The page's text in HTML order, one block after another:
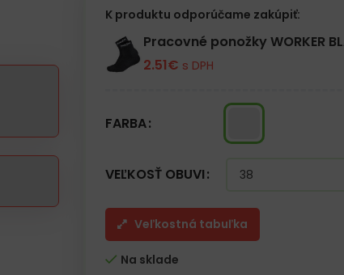
– Otvory na cirkuláciu vzduchu,
– Zvýšená päta, anatomický tvar podrážky
– Ľahko sa čistia
– Pätový remienok
– Vhodné do mnohých odvetví – kaderníctvo,
K produktu odporúčame zakúpiť:
Pracovné ponožky WORKER
2.51€ s DPH
FARBA
VEĽKOSŤ OBUVI
Veľkostná tabuľka
Na sklade